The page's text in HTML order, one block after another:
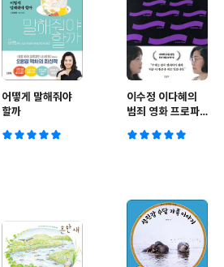
어떻게 말해줘야
할까
이수정 이다혜의
범죄 영화 프로파